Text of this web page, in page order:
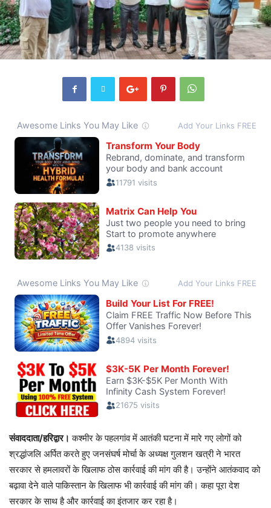
संवाददाता/हरिद्वार। कश्मीर के पहलगांव में आतंकी घटना में मारे गए लोगों को
श्रद्धांजलि अर्पित करते हुए जनसंघर्ष मोर्चा के अध्यक्ष गुलशन खत्री ने भारत
सरकार से हमलावरों के खिलाफ ठोस कार्रवाई की मांग की है।‌ उन्होंने आतंकवाद को
बढ़ावा देने वाले पाकिस्तान के खिलाफ भी कार्रवाई की मांग की। कहा पूरा देश
सरकार के साथ है और कार्रवाई का इंतजार कर रहा है।